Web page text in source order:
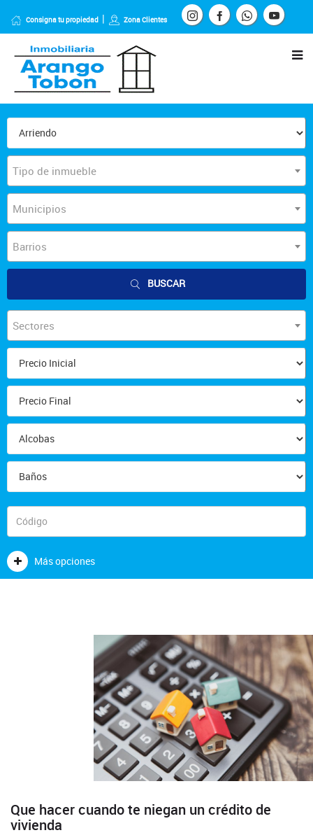
Consigna tu propiedad Zona Clientes
Tipo de inmueble
Municipios
Barrios
BUSCAR
Sectores
Más opciones
Que hacer cuando te niegan un crédito de
vivienda